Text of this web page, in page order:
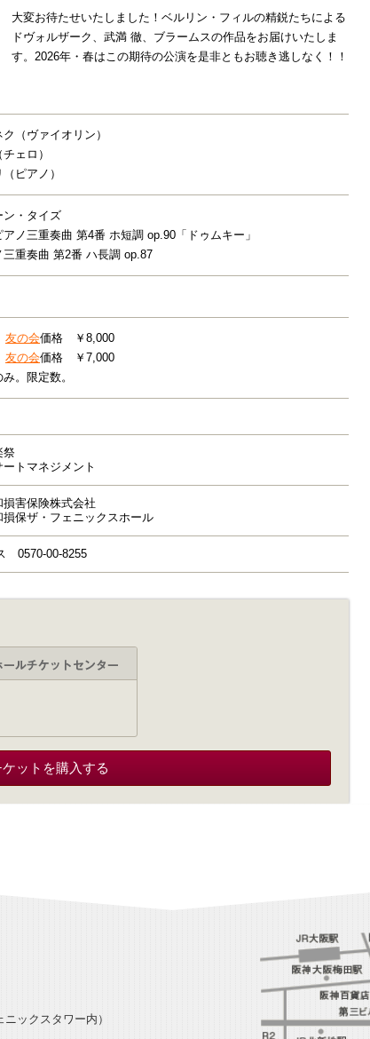
大変お待たせいたしました！ベルリン・フィルの精鋭たちによる
ドヴォルザーク、武満 徹、ブラームスの作品をお届けいたしま
す。2026年・春はこの期待の公演を是非ともお聴き逃しなく！！
ク（ヴァイオリン）
ェロ）
ピアノ）
・タイズ
アノ三重奏曲 第4番 ホ短調 op.90「ドゥムキー」
重奏曲 第2番 ハ長調 op.87
友の会価格 ￥8,000
友の会価格 ￥7,000
。限定数。
祭
トマネジメント
害保険株式会社
保ザ・フェニックスホール
0570-00-8255
ケットを購入する
ックスタワー内）